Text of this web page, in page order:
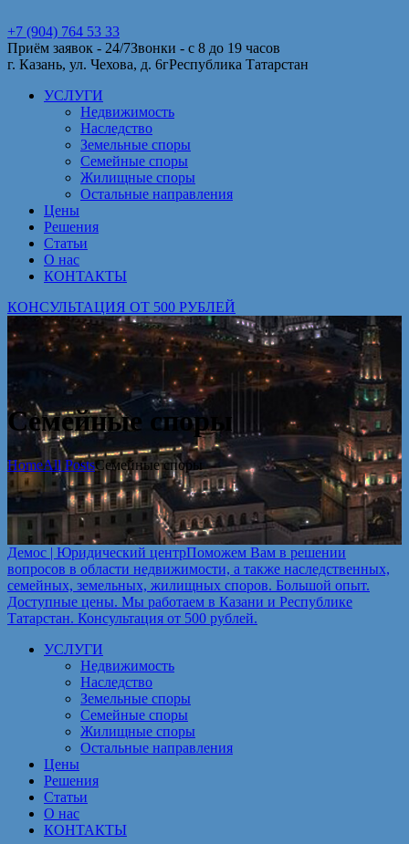
+7 (904) 764 53 33
Приём заявок - 24/7Звонки - с 8 до 19 часов
г. Казань, ул. Чехова, д. 6гРеспублика Татарстан
УСЛУГИ
Недвижимость
Наследство
Земельные споры
Семейные споры
Жилищные споры
Остальные направления
Цены
Решения
Статьи
О нас
КОНТАКТЫ
КОНСУЛЬТАЦИЯ ОТ 500 РУБЛЕЙ
Семейные споры
HomeAll PostsСемейные споры
Демос | Юридический центрПоможем Вам в решении
вопросов в области недвижимости, а также наследственных,
семейных, земельных, жилищных споров. Большой опыт.
Доступные цены. Мы работаем в Казани и Республике
Татарстан. Консультация от 500 рублей.
УСЛУГИ
Недвижимость
Наследство
Земельные споры
Семейные споры
Жилищные споры
Остальные направления
Цены
Решения
Статьи
О нас
КОНТАКТЫ